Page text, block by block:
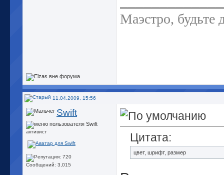
Маэстро, будьте
11.04.2009, 15:56
Swift
активист
Сообщений: 3,015
Цитата:
цвет, шрифт, размер